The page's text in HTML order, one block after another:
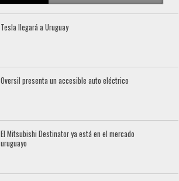
Tesla llegará a Uruguay
Oversil presenta un accesible auto eléctrico
El Mitsubishi Destinator ya está en el mercado
uruguayo